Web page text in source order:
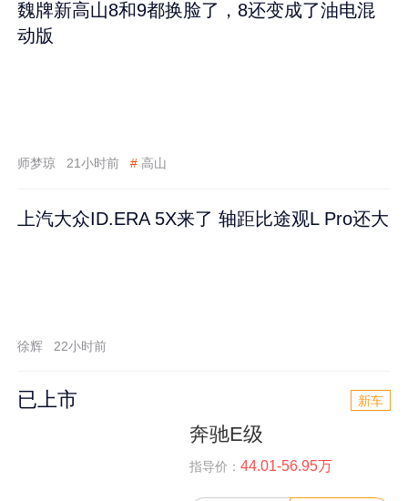
魏牌新高山8和9都换脸了，8还变成了油电混
动版
师梦琼 21小时前 # 高山
上汽大众ID.ERA 5X来了 轴距比途观L Pro还大
徐辉 22小时前
已上市 新车
奔驰E级
指导价： 44.01-56.95万